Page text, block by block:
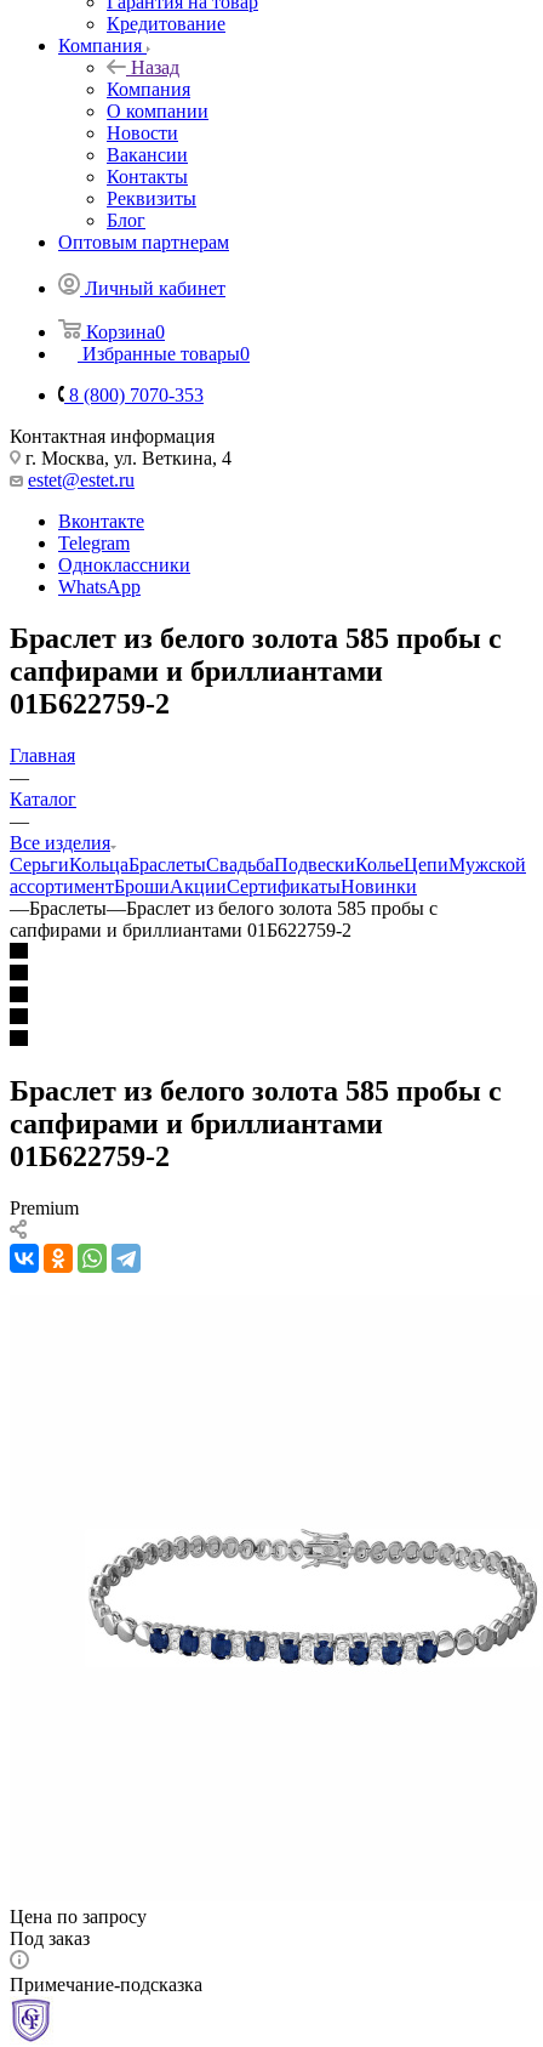
Кредитование
Компания
Назад
Компания
О компании
Новости
Вакансии
Контакты
Реквизиты
Блог
Оптовым партнерам
Личный кабинет
Корзина0
Избранные товары0
8 (800) 7070-353
Контактная информация
г. Москва, ул. Веткина, 4
estet@estet.ru
Вконтакте
Telegram
Одноклассники
WhatsApp
Браслет из белого золота 585 пробы с
сапфирами и бриллиантами
01Б622759-2
Главная
—
Каталог
—
Все изделия
СерьгиКольцаБраслетыСвадьбаПодвескиКольеЦепиМужской
ассортиментБрошиАкцииСертификатыНовинки
—Браслеты—Браслет из белого золота 585 пробы с
сапфирами и бриллиантами 01Б622759-2
Браслет из белого золота 585 пробы с
сапфирами и бриллиантами
01Б622759-2
Premium
Цена по запросу
Под заказ
Примечание-подсказка